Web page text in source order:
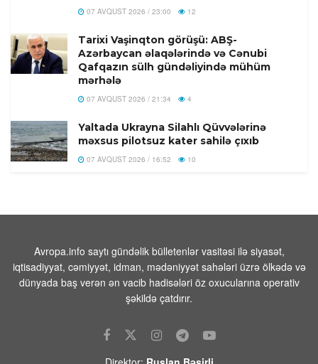
07 AVQUST 2026 / 23:00 12
Tarixi Vaşinqton görüşü: ABŞ-
Azərbaycan əlaqələrində və Cənubi
Qafqazın sülh gündəliyində mühüm
mərhələ
07 AVQUST 2026 / 21:34 4
Yaltada Ukrayna Silahlı Qüvvələrinə
məxsus pilotsuz kater sahilə çıxıb
07 AVQUST 2026 / 16:52 10
mühitindən qurtula bildi
Yeni bir dövr başlayır: Məkkə
müqaviləsi niyə vacibdir?
07 AVQUST 2026 / 16:36
Pakistan Məkkə Müdafiə Sazişi
Avropa.info saytı gündəlik bülletenlər vasitəsi ilə siyasət,
iqtisadiyyat, cəmiyyət, idman, mədəniyyət sahələri üzrə ölkədə və
dünyada baş verən ən vacib hadisələri öz oxucularına operativ
şəkildə çatdırır.